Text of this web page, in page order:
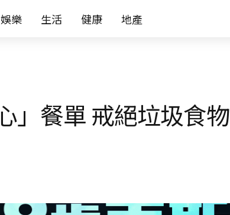
娛樂 生活 健康 地產
」餐單 戒絕垃圾食物